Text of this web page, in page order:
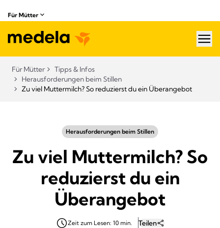
Für Mütter
Für Mütter
Tipps & Infos
Herausforderungen beim Stillen​
Zu viel Muttermilch? So reduzierst du ein Überangebot
Herausforderungen beim Stillen​
Zu viel Muttermilch? So
reduzierst du ein
Überangebot
Zeit zum Lesen: 10 min. Teilen